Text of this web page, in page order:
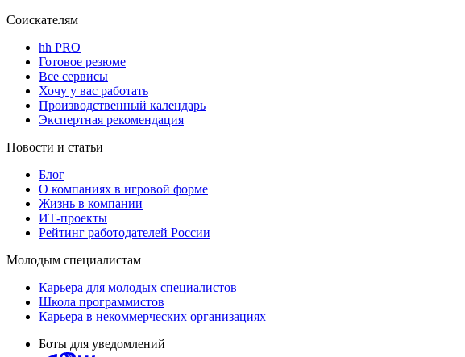
Соискателям
hh PRO
Готовое резюме
Все сервисы
Хочу у вас работать
Производственный календарь
Экспертная рекомендация
Новости и статьи
Блог
О компаниях в игровой форме
Жизнь в компании
ИТ-проекты
Рейтинг работодателей России
Молодым специалистам
Карьера для молодых специалистов
Школа программистов
Карьера в некоммерческих организациях
Боты для уведомлений